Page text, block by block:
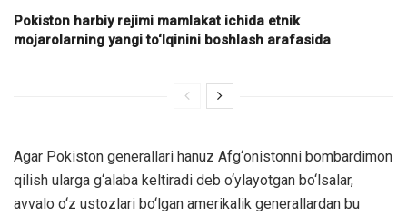
Pokiston harbiy rejimi mamlakat ichida etnik
mojarolarning yangi to‘lqinini boshlash arafasida
Agar Pokiston generallari hanuz Afg‘onistonni bombardimon
qilish ularga g‘alaba keltiradi deb o‘ylayotgan bo‘lsalar,
avvalo o‘z ustozlari bo‘lgan amerikalik generallardan bu